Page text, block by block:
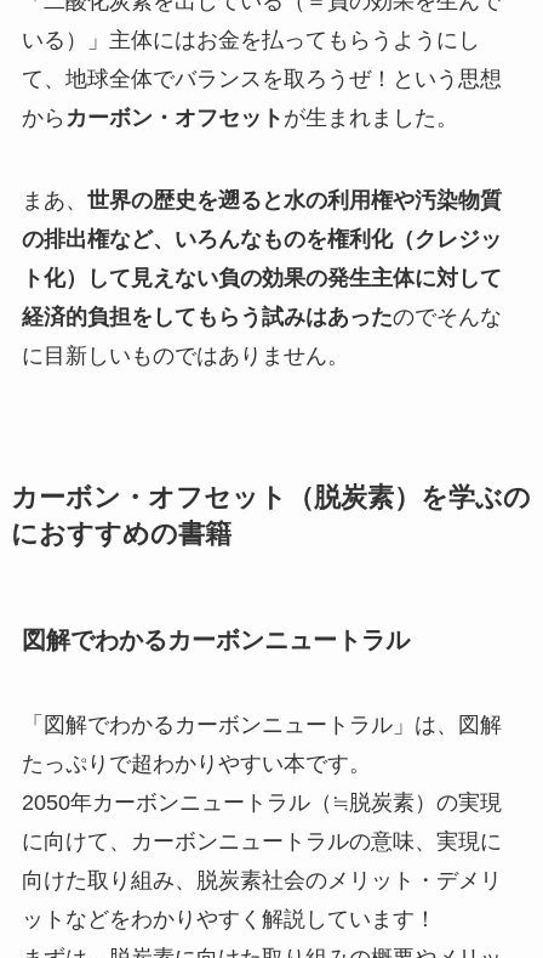
いる）」主体にはお金を払ってもらう ようにし
て、地球全体でバランスを取ろうぜ！という思想
から カーボン・オフセット が生まれました。
まあ、 世界の歴史を遡ると水の利用権や汚染物質
の排出権など、いろんなものを権利化（クレジッ
ト化）して見えない負の効果の発生主体に対して
経済的負担をしてもらう試みはあったのでそんな
に目新しいものではありません。
カーボン・オフセット（脱炭素）を学ぶの
におすすめの書籍
図解でわかるカーボンニュートラル
「図解でわかるカーボンニュートラル」は、図解
たっぷりで超わかりやすい本です。
2050年カーボンニュートラル（≒脱炭素）の実現
に向けて、カーボンニュートラルの意味、実現に
向けた取り組み、脱炭素社会のメリット・デメリ
ットなどをわかりやすく解説しています！